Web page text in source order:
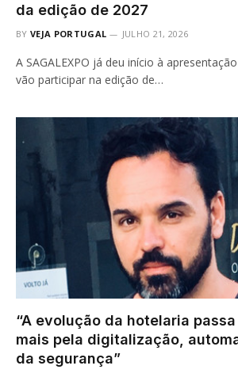
da edição de 2027
BY VEJA PORTUGAL JULHO 21, 2026
A SAGALEXPO já deu início à
vão participar na edição de…
“A evolução da hotelaria
mais pela digitalização,
da segurança”